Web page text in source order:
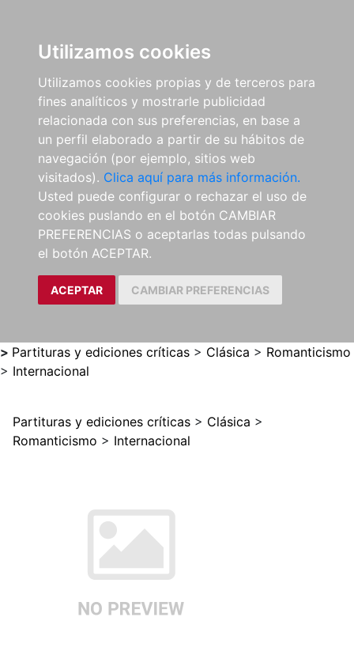
Utilizamos cookies
Utilizamos cookies propias y de terceros para
fines analíticos y mostrarle publicidad
relacionada con sus preferencias, en base a
un perfil elaborado a partir de su hábitos de
navegación (por ejemplo, sitios web
visitados). Clica aquí para más información.
Usted puede configurar o rechazar el uso de
cookies puslando en el botón CAMBIAR
PREFERENCIAS o aceptarlas todas pulsando
el botón ACEPTAR.
ACEPTAR CAMBIAR PREFERENCIAS
> Partituras y ediciones críticas > Clásica > Romanticismo
> Internacional
Partituras y ediciones críticas > Clásica >
Romanticismo > Internacional